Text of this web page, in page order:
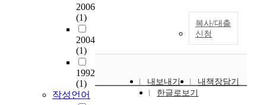
2006
(1)
2004
(1)
1992
(1)
작성언어
의 시대이므로 어느 특
정 종교가 절대적 진리
한다. 그러므로 종교다
원주의는 종교다원화
복사/대출
신청
내보내기
내책장담기
한글로보기